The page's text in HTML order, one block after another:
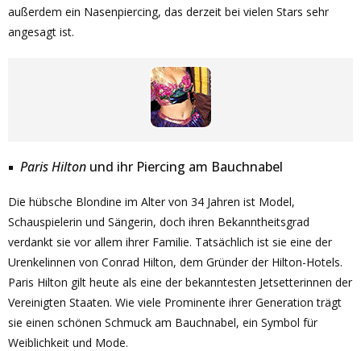
außerdem ein Nasenpiercing, das derzeit bei vielen Stars sehr
angesagt ist.
Paris Hilton und ihr Piercing am Bauchnabel
Die hübsche Blondine im Alter von 34 Jahren ist Model,
Schauspielerin und Sängerin, doch ihren Bekanntheitsgrad
verdankt sie vor allem ihrer Familie. Tatsächlich ist sie eine der
Urenkelinnen von Conrad Hilton, dem Gründer der Hilton-Hotels.
Paris Hilton gilt heute als eine der bekanntesten Jetsetterinnen der
Vereinigten Staaten. Wie viele Prominente ihrer Generation trägt
sie einen schönen Schmuck am Bauchnabel, ein Symbol für
Weiblichkeit und Mode.